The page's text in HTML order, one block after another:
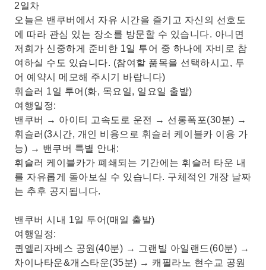
2일차
오늘은 밴쿠버에서 자유 시간을 즐기고 자신의 선호도
에 따라 관심 있는 장소를 방문할 수 있습니다. 아니면
저희가 신중하게 준비한 1일 투어 중 하나에 자비로 참
여하실 수도 있습니다. (참여할 품목을 선택하시고, 투
어 예약시 메모해 주시기 바랍니다)
휘슬러 1일 투어(화, 목요일, 일요일 출발)
여행일정:
밴쿠버 → 아이티 고속도로 운전 → 선롱폭포(30분) →
휘슬러(3시간, 개인 비용으로 휘슬러 케이블카 이용 가
능) → 밴쿠버 특별 안내:
휘슬러 케이블카가 폐쇄되는 기간에는 휘슬러 타운 내
를 자유롭게 돌아보실 수 있습니다. 구체적인 개장 날짜
는 추후 공지됩니다.
밴쿠버 시내 1일 투어(매일 출발)
여행일정:
퀸엘리자베스 공원(40분) → 그랜빌 아일랜드(60분) →
차이나타운&개스타운(35분) → 캐필라노 현수교 공원